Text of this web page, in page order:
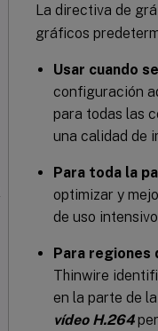
La directiva de
gráficos
Usar cuando
configuración
para todas las
una calidad de
Para toda la
optimizar y
de uso
Para regiones
Thinwire
en la parte de
vídeo H.264